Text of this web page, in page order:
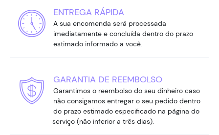
ENTREGA RÁPIDA
A sua encomenda será processada
imediatamente e concluída dentro do prazo
estimado informado a você.
GARANTIA DE REEMBOLSO
Garantimos o reembolso do seu dinheiro caso
não consigamos entregar o seu pedido dentro
do prazo estimado especificado na página do
serviço (não inferior a três dias).